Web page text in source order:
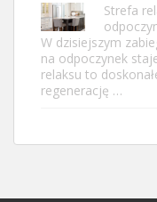
Strefa
W dzisiejszym
na odpoczynek
relaksu to
regenerację …